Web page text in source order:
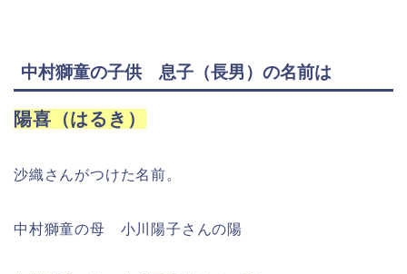
中村獅童の子供 息子（長男）の名前は
陽喜（はるき）
沙織さんがつけた名前。
中村獅童の母 小川陽子さんの陽